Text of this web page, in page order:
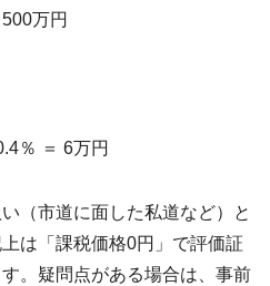
万円
％ ＝ 6万円
（市道に面した私道など）と
は「課税価格0円」で評価証
。疑問点がある場合は、事前